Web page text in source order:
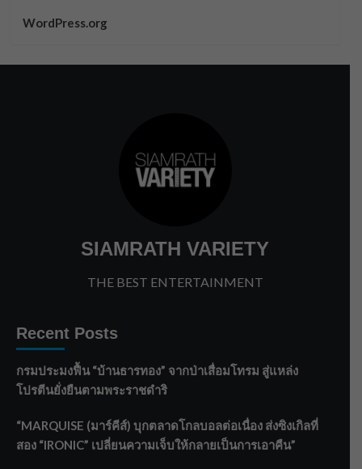
WordPress.org
SIAMRATH VARIETY
THE BEST ENTERTAINMENT
Recent Posts
กรมประมงฟื้น “บ้านธารทอง” จากป่าเสื่อมโทรม สู่แหล่ง
โปรตีนยั่งยืนตามพระราชดำริ
“MARQUISE (มาร์คีส์) บุกตลาดโกลบอลต่อเนื่อง ส่งซิงเกิลที่
สอง “IRONIC” เปลี่ยนความเจ็บให้กลายเป็นการเอาคืน”